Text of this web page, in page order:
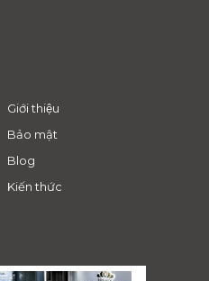
Giới thiệu
Bảo mật
Blog
Kiến thức